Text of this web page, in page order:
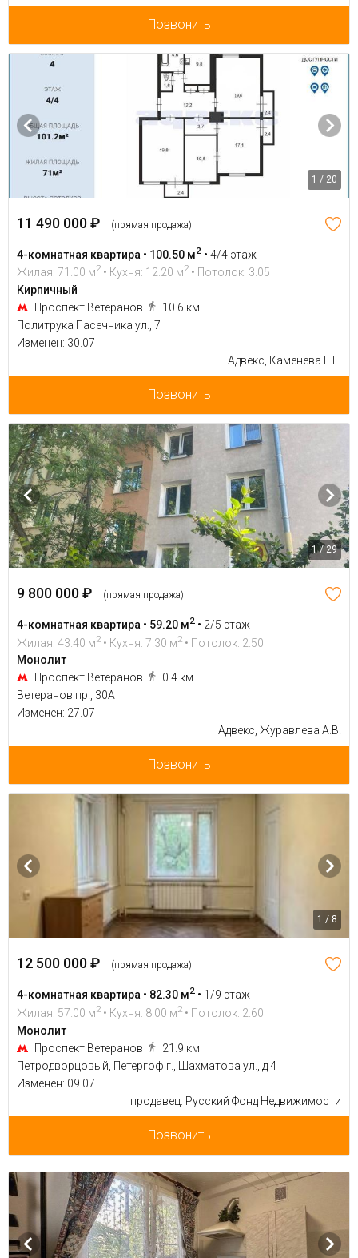
Позвонить
1 / 20
11 490 000 ₽ (прямая продажа)
4-комнатная квартира • 100.50 м2 • 4/4 этаж
Жилая: 71.00 м2 • Кухня: 12.20 м2 • Потолок: 3.05
Кирпичный
Проспект Ветеранов
10.6 км
Политрука Пасечника ул., 7
Изменен: 30.07
Адвекс, Каменева Е.Г.
Позвонить
1 / 29
9 800 000 ₽ (прямая продажа)
4-комнатная квартира • 59.20 м2 • 2/5 этаж
Жилая: 43.40 м2 • Кухня: 7.30 м2 • Потолок: 2.50
Монолит
Проспект Ветеранов
0.4 км
Ветеранов пр., 30А
Изменен: 27.07
Адвекс, Журавлева А.В.
Позвонить
1 / 8
12 500 000 ₽ (прямая продажа)
4-комнатная квартира • 82.30 м2 • 1/9 этаж
Жилая: 57.00 м2 • Кухня: 8.00 м2 • Потолок: 2.60
Монолит
Проспект Ветеранов
21.9 км
Петродворцовый, Петергоф г., Шахматова ул., д 4
Изменен: 09.07
продавец: Русский Фонд Недвижимости
Позвонить